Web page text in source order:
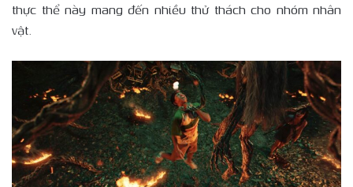
thực thể này mang đến nhiều thử thách cho nhóm nhân
vật.